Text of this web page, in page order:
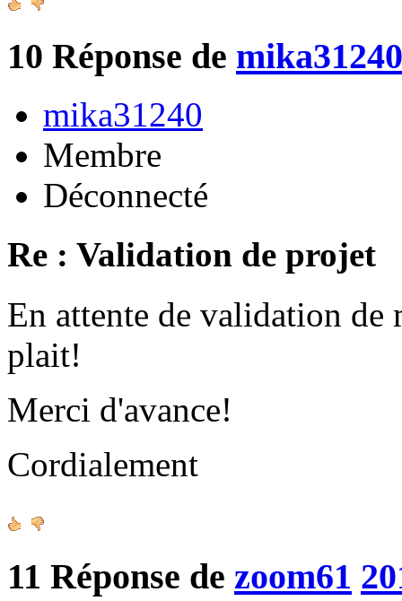
10 Réponse de mika31240
mika31240
Membre
Déconnecté
Re : Validation de projet
En attente de validation de
plait!
Merci d'avance!
Cordialement
11 Réponse de zoom61